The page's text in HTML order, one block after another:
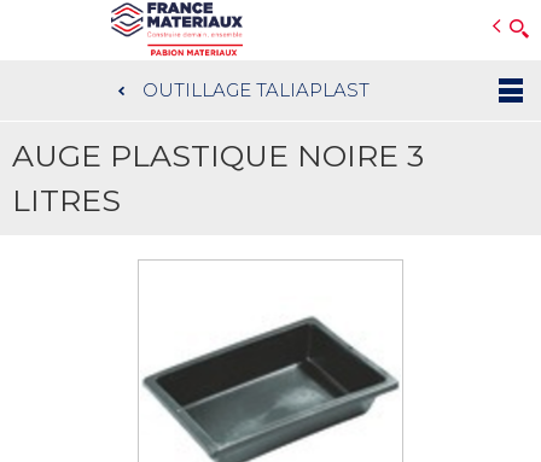
contenu
OUTILLAGE TALIAPLAST
AUGE PLASTIQUE NOIRE 3
LITRES